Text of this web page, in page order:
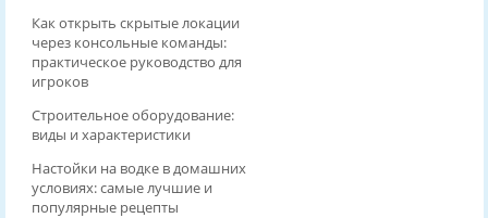
Как открыть скрытые локации
через консольные команды:
практическое руководство для
игроков
Строительное оборудование:
виды и характеристики
Настойки на водке в домашних
условиях: самые лучшие и
популярные рецепты